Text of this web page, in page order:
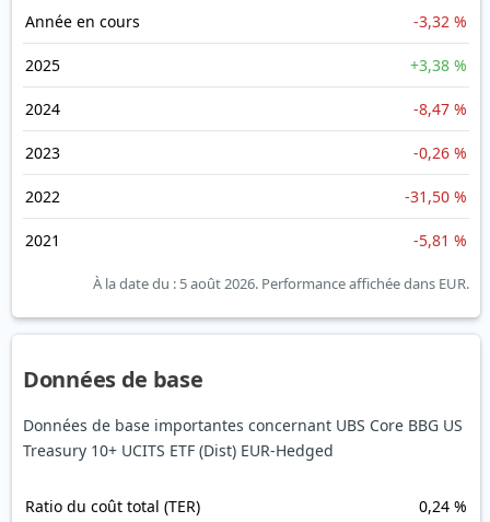
Année en cours -3,32 %
2025 +3,38 %
2024 -8,47 %
2023 -0,26 %
2022 -31,50 %
2021 -5,81 %
À la date du : 5 août 2026. Performance affichée dans EUR.
Données de base
Données de base importantes concernant UBS Core BBG US
Treasury 10+ UCITS ETF (Dist) EUR-Hedged
Ratio du coût total (TER) 0,24 %